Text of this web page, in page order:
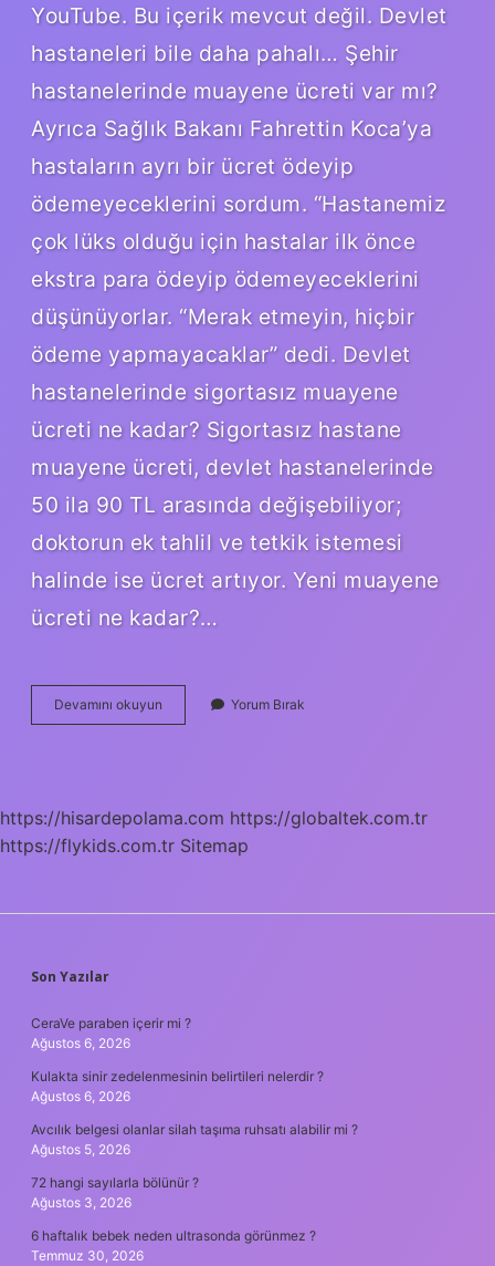
YouTube. Bu içerik mevcut değil. Devlet
hastaneleri bile daha pahalı… Şehir
hastanelerinde muayene ücreti var mı?
Ayrıca Sağlık Bakanı Fahrettin Koca’ya
hastaların ayrı bir ücret ödeyip
ödemeyeceklerini sordum. “Hastanemiz
çok lüks olduğu için hastalar ilk önce
ekstra para ödeyip ödemeyeceklerini
düşünüyorlar. “Merak etmeyin, hiçbir
ödeme yapmayacaklar” dedi. Devlet
hastanelerinde sigortasız muayene
ücreti ne kadar? Sigortasız hastane
muayene ücreti, devlet hastanelerinde
50 ila 90 TL arasında değişebiliyor;
doktorun ek tahlil ve tetkik istemesi
halinde ise ücret artıyor. Yeni muayene
ücreti ne kadar?…
Devamını okuyun
Hastanesi
Yorum Bırak
https://hisardepolama.com https://globaltek.com.tr
https://flykids.com.tr Sitemap
SIDEBAR
Son Yazılar
CeraVe paraben içerir mi ?
Ağustos 6, 2026
Kulakta sinir zedelenmesinin belirtileri nelerdir ?
Ağustos 6, 2026
Avcılık belgesi olanlar silah taşıma ruhsatı alabilir mi ?
Ağustos 5, 2026
72 hangi sayılarla bölünür ?
Ağustos 3, 2026
6 haftalık bebek neden ultrasonda görünmez ?
Temmuz 30, 2026